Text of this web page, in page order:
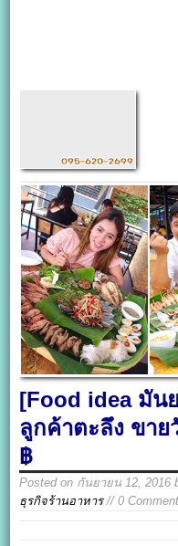
[Food idea มัน
ลูกค้าตะลึง ขาย
฿
Posted on กันยายน 12, 2016
ธุรกิจร้านอาหาร// 0